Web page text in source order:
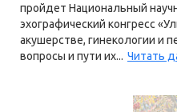
пройдет Национальный
эхографический конгресс
акушерстве, гинекологии и
вопросы и пути их... Читать